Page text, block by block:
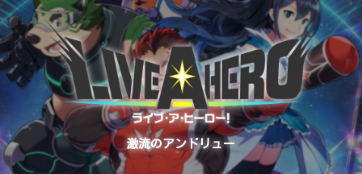
激流のアンドリュー